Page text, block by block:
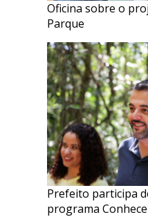
Oficina sobre o
Parque
Prefeito participa
programa